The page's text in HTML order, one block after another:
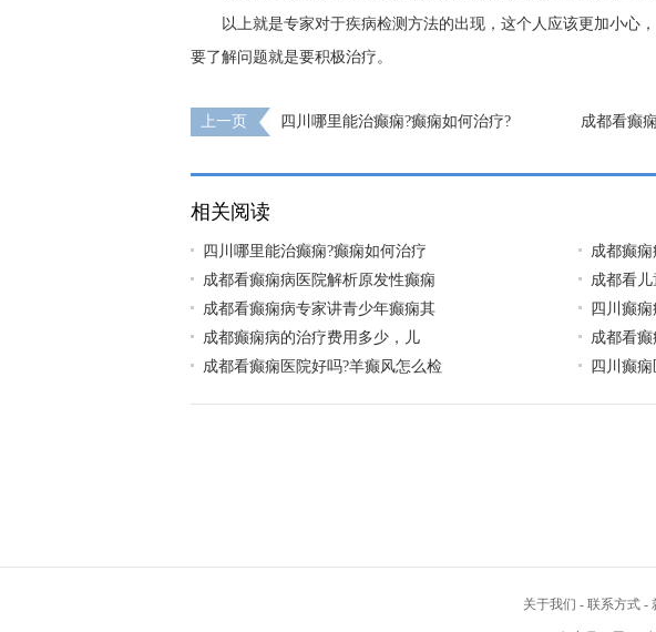
以上就是专家对于疾病检测方法的出现，这个人应该更加小心
要了解问题就是要积极治疗。
上一页 ​四川哪里能治癫痫?癫痫如何治疗? 成都看癫
相关阅读
​四川哪里能治癫痫?癫痫如何治疗
成都癫
成都看癫痫病医院解析原发性癫痫
成都看
成都看癫痫病专家讲青少年癫痫其
四川癫
​成都癫痫病的治疗费用多少，儿
成都看
成都看癫痫医院好吗?羊癫风怎么检
四川癫
关于我们 - 联系方式 -